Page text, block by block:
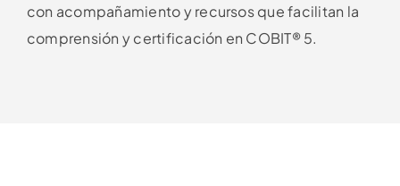
con acompañamiento y recursos que facilitan la
comprensión y certificación en COBIT® 5.